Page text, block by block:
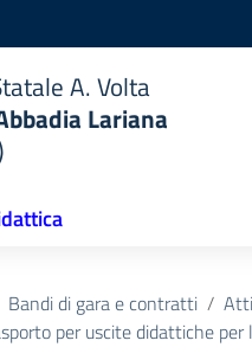
A. Volta
Lariana
Bandi di gara e contratti
per uscite didattiche